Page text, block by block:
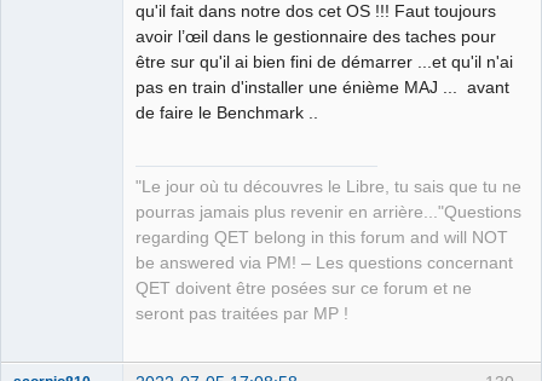
qu'il fait dans notre dos cet OS !!! Faut toujours
avoir l’œil dans le gestionnaire des taches pour
être sur qu'il ai bien fini de démarrer ...et qu'il n'ai
pas en train d'installer une énième MAJ ... avant
de faire le Benchmark ..
"Le jour où tu découvres le Libre, tu sais que tu ne
pourras jamais plus revenir en arrière..."Questions
regarding QET belong in this forum and will NOT
be answered via PM! – Les questions concernant
QET doivent être posées sur ce forum et ne
seront pas traitées par MP !